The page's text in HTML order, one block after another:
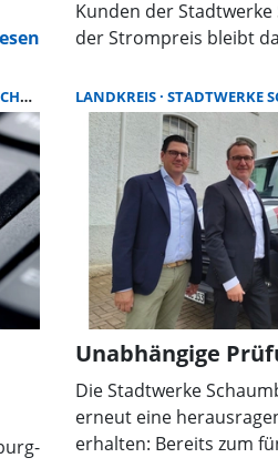
Kunden der
der Strompreis bleibt
11,25 Cent pro
Cent erhöht. Diese
einer Nettoerhöhung
Kilowattstunde. Für
das je nach Tarif und
Mehrbelastung von
LANDKREIS STADTWERKE
Unabhängige
Die Stadtwerke
erneut eine
erhalten: Bereits zum